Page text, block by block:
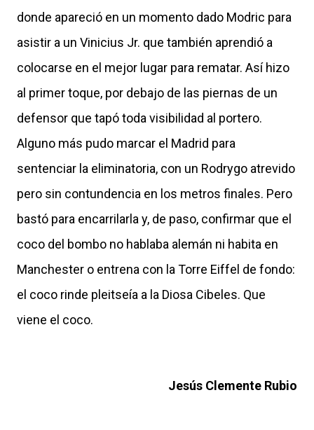
donde apareció en un momento dado Modric para
asistir a un Vinicius Jr. que también aprendió a
colocarse en el mejor lugar para rematar. Así hizo
al primer toque, por debajo de las piernas de un
defensor que tapó toda visibilidad al portero.
Alguno más pudo marcar el Madrid para
sentenciar la eliminatoria, con un Rodrygo atrevido
pero sin contundencia en los metros finales. Pero
bastó para encarrilarla y, de paso, confirmar que el
coco del bombo no hablaba alemán ni habita en
Manchester o entrena con la Torre Eiffel de fondo:
el coco rinde pleitseía a la Diosa Cibeles. Que
viene el coco.
Jesús Clemente Rubio